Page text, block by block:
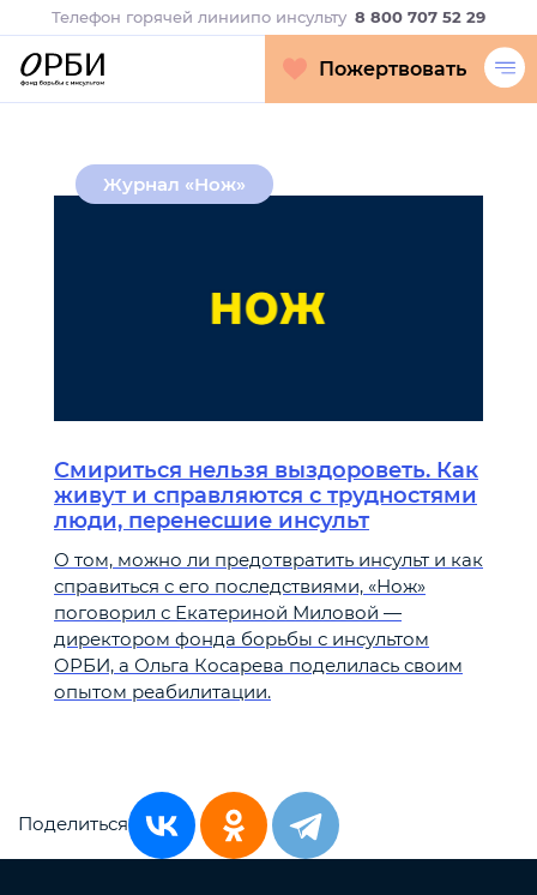
Телефон горячей линиипо инсульту 8 800 707 52 29
Пожертвовать
Журнал «Нож»
Смириться нельзя выздороветь. Как
живут и справляются с трудностями
люди, перенесшие инсульт
О том, можно ли предотвратить инсульт и как
справиться с его последствиями, «Нож»
поговорил с Екатериной Миловой —
директором фонда борьбы с инсультом
ОРБИ, а Ольга Косарева поделилась своим
опытом реабилитации.
Поделиться